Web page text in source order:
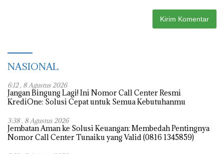
NASIONAL
6:12 , 8 Agustus 2026
Jangan Bingung Lagi! Ini Nomor Call Center Resmi
KrediOne: Solusi Cepat untuk Semua Kebutuhanmu
3:38 , 8 Agustus 2026
Jembatan Aman ke Solusi Keuangan: Membedah Pentingnya
Nomor Call Center Tunaiku yang Valid (0816 1345859)